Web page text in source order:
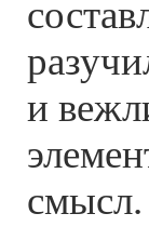
и
смысл.